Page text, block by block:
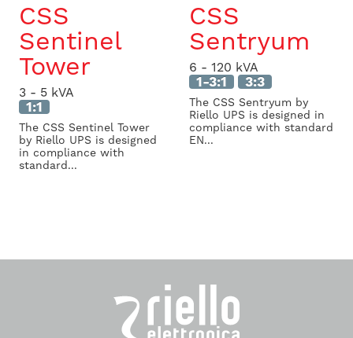
CSS
Sentinel
Tower
3 - 5 kVA
1:1
The CSS Sentinel Tower
by Riello UPS is designed
in compliance with
standard...
CSS
Sentryum
6 - 120 kVA
1-3:1 3:3
The CSS Sentryum by
Riello UPS is designed in
compliance with standard
EN...